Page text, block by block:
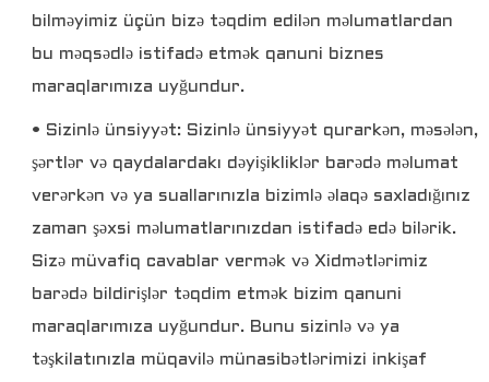
bilməyimiz üçün bizə təqdim edilən məlumatlardan
bu məqsədlə istifadə etmək qanuni biznes
maraqlarımıza uyğundur.
• Sizinlə ünsiyyət: Sizinlə ünsiyyət qurarkən, məsələn,
şərtlər və qaydalardakı dəyişikliklər barədə məlumat
verərkən və ya suallarınızla bizimlə əlaqə saxladığınız
zaman şəxsi məlumatlarınızdan istifadə edə bilərik.
Sizə müvafiq cavablar vermək və Xidmətlərimiz
barədə bildirişlər təqdim etmək bizim qanuni
maraqlarımıza uyğundur. Bunu sizinlə və ya
təşkilatınızla müqavilə münasibətlərimizi inkişaf